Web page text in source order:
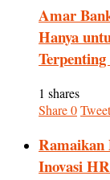
Amar
Hanya
1 shares
Share0Tweet
Inovasi